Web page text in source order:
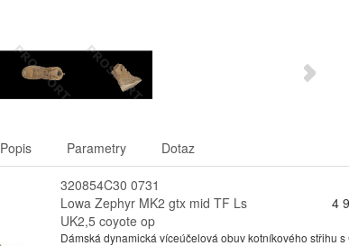
Popis Parametry Dotaz
320854C30 0731
Lowa Zephyr MK2 gtx mid TF Ls
UK2,5 coyote op
4
Dámská dynamická víceúčelová obuv kotníkového střihu